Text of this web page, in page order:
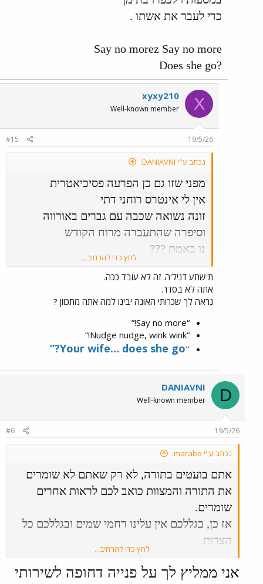
כדי לעבר את אשתו .
Say no morez Say no more
?Does she go
X
xyxy210
Well-known member
19/5/26
#15
נכתב ע"י DANIAVNI:
מפני שזו גם כן הפרעה פסיכיאטרית
אין לי אינטרס רוחני דתי
זונה נשואה שכבה עם גברים באורווה
וסיפרה שהתעברה מרוח הקודש
נו באמת ???
אבל לו זה היה משתלם לי
הייתי בכיף משנה את דתי לנוצרי
מ'כפת לי.
אגב
יש סיפור על רבי שלום שבזי
כדי לעבר את אשתו .
לחץ כדי להרחיב...
ת'שתע דניל'ה. זה לא עובד ככה.
אתה לא בסדר.
נראה לך שכרותי האונה יבינו למה אתה מתכוון ?
“Say no more!”
“Nudge nudge, wink wink!”
“
Your wife… does she go?”
D
DANIAVNI
Well-known member
19/5/26
#6
נכתב ע"י marabo:
אתם בועטים בתורה, לא רק שאתם לא שומרים
את התורה והמצוות כואב לכם לראות אחרים
שומרים.
אז כן, בגללכם אין עלינו רחמי שמים ובגללכם כל
הצרות.
ותקפצו לי ותנשקו לי כולכם, זה כתוב בתורה
בפרשת בחוקותי.
לחץ כדי להרחיב...
אני ממליץ לך על פנייה דחופה לשירותי